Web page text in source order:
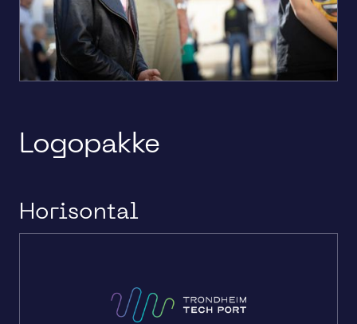
Logopakke
Horisontal